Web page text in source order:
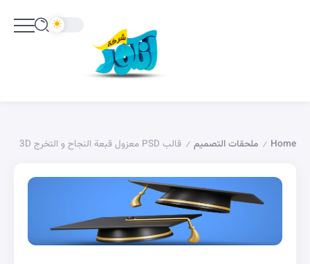
Home
/ ملحقات التصميم / قالب PSD معزول قبعة النجاح و التخرج 3D